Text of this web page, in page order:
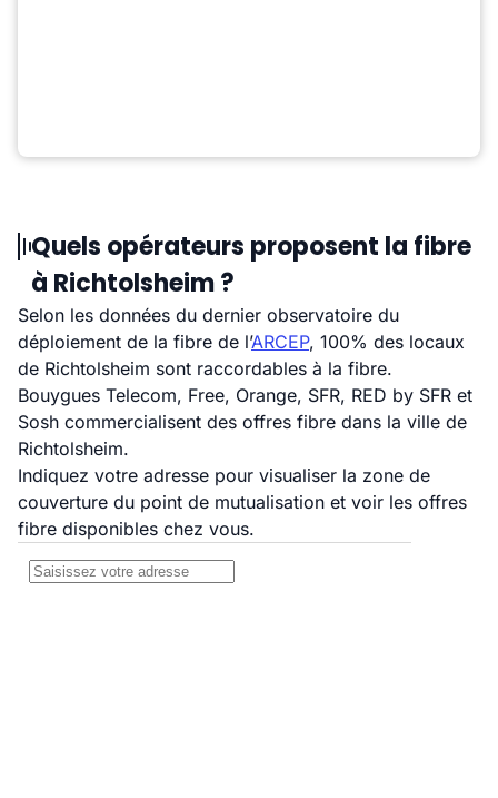
Quels opérateurs proposent la fibre
à Richtolsheim ?
Selon les données du dernier observatoire du
déploiement de la fibre de l’ARCEP, 100% des locaux
de Richtolsheim sont raccordables à la fibre.
Bouygues Telecom, Free, Orange, SFR, RED by SFR et
Sosh commercialisent des offres fibre dans la ville de
Richtolsheim.
Indiquez votre adresse pour visualiser la zone de
couverture du point de mutualisation et voir les offres
fibre disponibles chez vous.